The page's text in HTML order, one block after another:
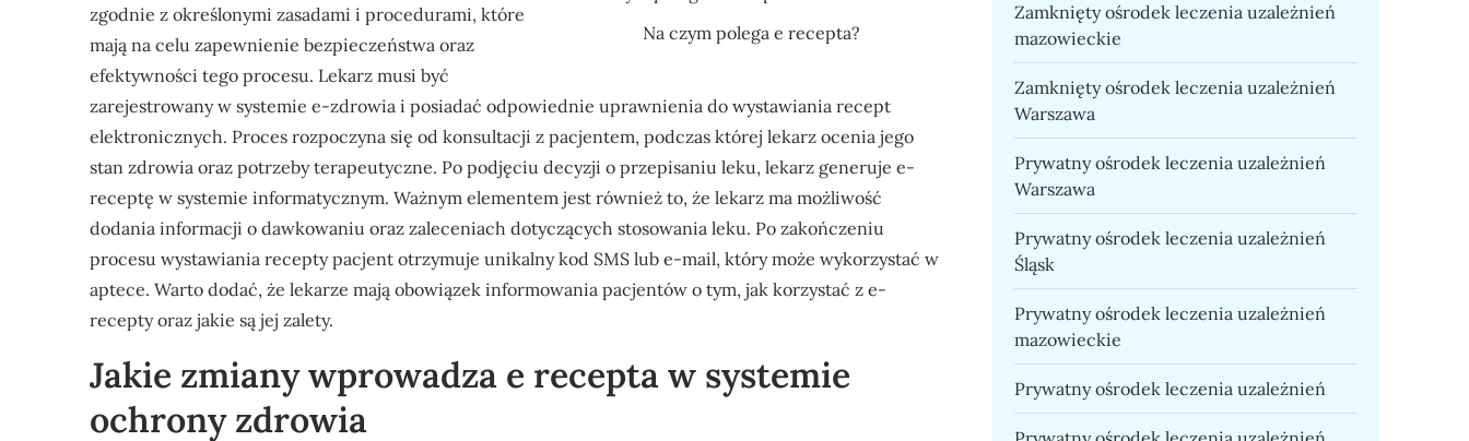
Na czym polega e recepta?
zgodnie z określonymi zasadami i procedurami, które
mają na celu zapewnienie bezpieczeństwa oraz
efektywności tego procesu. Lekarz musi być
zarejestrowany w systemie e-zdrowia i posiadać odpowiednie uprawnienia do wystawiania recept
elektronicznych. Proces rozpoczyna się od konsultacji z pacjentem, podczas której lekarz ocenia jego
stan zdrowia oraz potrzeby terapeutyczne. Po podjęciu decyzji o przepisaniu leku, lekarz generuje e-
receptę w systemie informatycznym. Ważnym elementem jest również to, że lekarz ma możliwość
dodania informacji o dawkowaniu oraz zaleceniach dotyczących stosowania leku. Po zakończeniu
procesu wystawiania recepty pacjent otrzymuje unikalny kod SMS lub e-mail, który może wykorzystać w
aptece. Warto dodać, że lekarze mają obowiązek informowania pacjentów o tym, jak korzystać z e-
recepty oraz jakie są jej zalety.
Jakie zmiany wprowadza e recepta w systemie
ochrony zdrowia
Zamknięty ośrodek leczenia uzależnień
mazowieckie
Zamknięty ośrodek leczenia uzależnień
Warszawa
Prywatny ośrodek leczenia uzależnień
Warszawa
Prywatny ośrodek leczenia uzależnień
Śląsk
Prywatny ośrodek leczenia uzależnień
mazowieckie
Prywatny ośrodek leczenia uzależnień